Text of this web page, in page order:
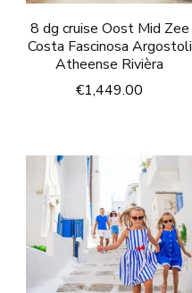
8 dg cruise Oost Mid Zee
Costa Fascinosa Argostoli
Atheense Rivièra
€1,449.00